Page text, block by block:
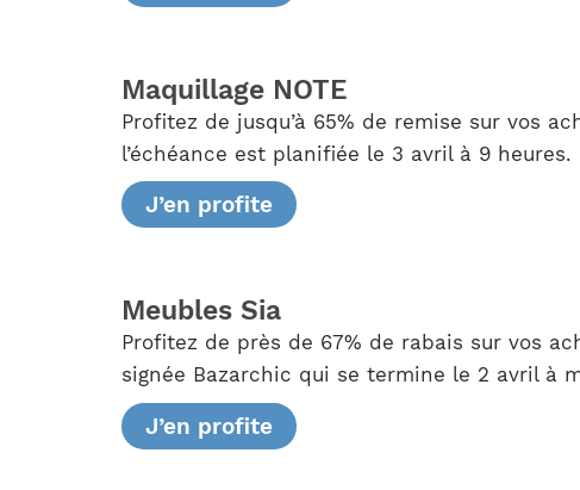
Maquillage NOTE
Profitez de jusqu’à 65% de remise sur vos
l’échéance est planifiée le 3 avril à 9
J’en profite
Meubles Sia
Profitez de près de 67% de rabais sur vos
signée Bazarchic qui se termine le 2 avril à
J’en profite